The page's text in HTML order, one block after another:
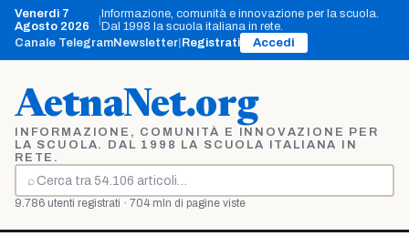
Vai
contenuto
Venerdì 7
Agosto 2026
Informazione, comunità e innovazione per la scuola.
Dal 1998 la scuola italiana in rete.
Canale TelegramNewsletter Registrati Accedi
AetnaNet.org
INFORMAZIONE, COMUNITÀ E INNOVAZIONE PER
LA SCUOLA. DAL 1998 LA SCUOLA ITALIANA IN
RETE.
⌕
Cerca
9.786 utenti registrati · 704 mln di pagine viste